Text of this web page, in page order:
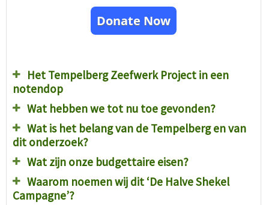
Donate Now
Het Tempelberg Zeefwerk Project in een
notendop
Wat hebben we tot nu toe gevonden?
Wat is het belang van de Tempelberg en van
dit onderzoek?
Wat zijn onze budgettaire eisen?
Waarom noemen wij dit ‘De Halve Shekel
Campagne’?